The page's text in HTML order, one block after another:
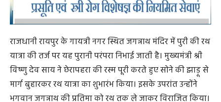
राजधानी रायपुर के गायत्री नगर स्थित जगन्नाथ मंदिर में पुरी की रथ
यात्रा की तर्ज पर यह पुरानी परंपरा निभाई जाती है। मुख्यमंत्री श्री
विष्णु देव साय ने छेरापहरा की रस्म पूरी करते हुए सोने की झाड़ू से
मार्ग बुहारकर रथ यात्रा का शुभारंभ किया। इसके उपरांत उन्होंने
भगवान जगन्नाथ की प्रतिमा को रथ तक ले जाकर विराजित किया।